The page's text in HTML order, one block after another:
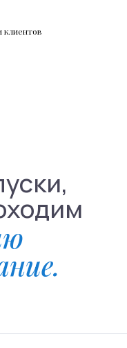
клиентов